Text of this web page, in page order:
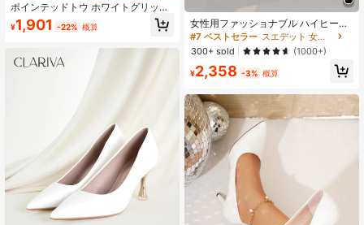
ポインテッドトウ ホワイトグリッタ
ー/スパンコール ハイヒール レディ
ースシューズ
¥1,901 -22% 概算
女性用ファッショナブル ハイヒール
シューズ、2023年新作 厚底ヒール
尖った つま先 ローカット ワークシ
ューズ ブラック 就職面接用
#7 ベストセラー
スエデット 女性用パンプス
300+ sold
(1000+)
¥2,358 -3% 概算